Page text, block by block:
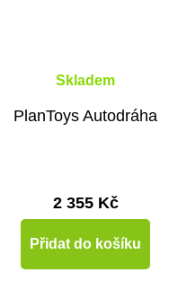
Skladem
PlanToys Autodráha
2 355 Kč
Přidat do košíku